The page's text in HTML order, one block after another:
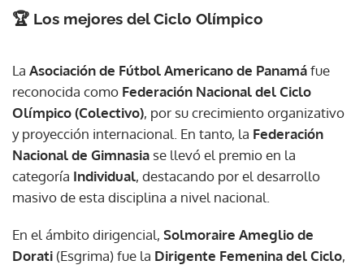
🏆 Los mejores delCiclo Olímpico
La Asociación de Fútbol Americano de Panamáfue
reconocida como Federación Nacional del Ciclo
Olímpico (Colectivo), por su crecimiento organizativo
y proyección internacional. En tanto, la Federación
Nacional de Gimnasia se llevó el premio en la
categoría Individual, destacando por el desarrollo
masivo de esta disciplina a nivel nacional.
En el ámbito dirigencial, Solmoraire Ameglio de
Dorati (Esgrima) fue la Dirigente Femenina del Ciclo,